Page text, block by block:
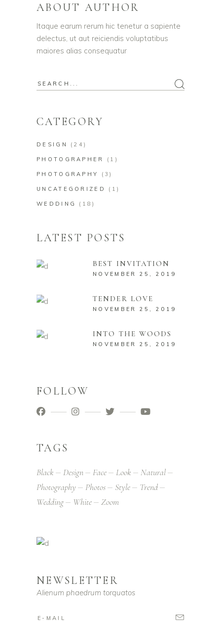
ABOUT AUTHOR
Itaque earum rerum hic tenetur a sapiente
delectus, ut aut reiciendis voluptatibus
maiores alias consequatur
CATEGORY
DESIGN (24)
PHOTOGRAPHER (1)
PHOTOGRAPHY (3)
UNCATEGORIZED (1)
WEDDING (18)
LATEST POSTS
BEST INVITATION
NOVEMBER 25, 2019
TENDER LOVE
NOVEMBER 25, 2019
INTO THE WOODS
NOVEMBER 25, 2019
FOLLOW
TAGS
Black Design Face Look
Natural
Photography
Photos Style
Trend
Wedding
White Zoom
NEWSLETTER
Alienum phaedrum torquatos